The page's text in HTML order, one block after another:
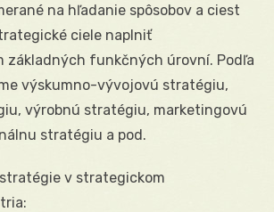
na hľadanie spôsobov a ciest
ciele naplniť
základných funkčných úrovní. Podľa
výskumno-vývojovú stratégiu,
výrobnú stratégiu, marketingovú
stratégiu a pod.
v strategickom